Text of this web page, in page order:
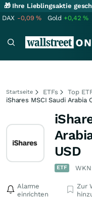
🎁 Ihre Lieblingsaktie
DAX -0,09% Gold +0,42%
Startseite ETFs
Top
iShares MSCI Saudi Arabia
USD
ETF
Alarme
einrichten
Zur